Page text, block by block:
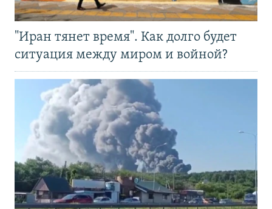
"Иран тянет время". Как долго будет
ситуация между миром и войной?